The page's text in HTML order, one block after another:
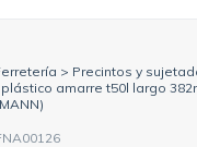
> Precintos y
amarre t50l largo